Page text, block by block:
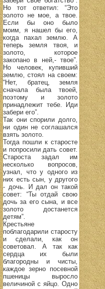
Но тот ответил: “Это
золото не мое, а твое.
Если бы оно было
моим, я нашел бы его,
когда пахал землю. А
теперь земля твоя, и
золото, которое
закопано в ней,- твое”.
Но человек, купивший
землю, стоял на своем:
“Нет, братец, земля
сначала была твоей,
поэтому и золото
принадлежит тебе. Иди
забери его”.
Так они спорили долго,
ни один не соглашался
взять золото.
Тогда пошли к старосте
и попросили дать совет.
Староста задал им
несколько вопросов,
узнал, что у одного из
них есть сын, у другого
- дочь. И дал он такой
совет: “Ты отдай свою
дочь за его сына, и все
золото достанется
детям”.
Крестьяне
поблагодарили старосту
и сделали, как он
советовал. А так как
сердца их были
благородны и чисты,
каждое зерно посевной
пшеницы выросло
величиной с яйцо. Одно